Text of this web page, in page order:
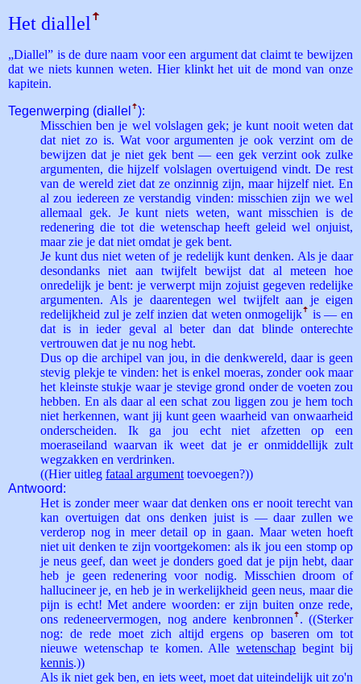
Het diallel ꜛ
„Diallel” is de dure naam voor een argument dat claimt te bewijzen
dat we niets kunnen weten. Hier klinkt het uit de mond van onze
kapitein.
Tegenwerping (diallel ꜛ):
Misschien ben je wel volslagen gek; je kunt nooit weten dat
dat niet zo is. Wat voor argumenten je ook verzint om de
bewijzen dat je niet gek bent — een gek verzint ook zulke
argumenten, die hijzelf volslagen overtuigend vindt. De rest
van de wereld ziet dat ze onzinnig zijn, maar hijzelf niet. En
al zou iedereen ze verstandig vinden: misschien zijn we wel
allemaal gek. Je kunt niets weten, want misschien is de
redenering die tot die wetenschap heeft geleid wel onjuist,
maar zie je dat niet omdat je gek bent.
Je kunt dus niet weten of je redelijk kunt denken. Als je daar
desondanks niet aan twijfelt bewijst dat al meteen hoe
onredelijk je bent: je verwerpt mijn zojuist gegeven redelijke
argumenten. Als je daarentegen wel twijfelt aan je eigen
redelijkheid zul je zelf inzien dat weten onmogelijkꜛ is — en
dat is in ieder geval al beter dan dat blinde onterechte
vertrouwen dat je nu nog hebt.
Dus op die archipel van jou, in die denkwereld, daar is geen
stevig plekje te vinden: het is enkel moeras, zonder ook maar
het kleinste stukje waar je stevige grond onder de voeten zou
hebben. En als daar al een schat zou liggen zou je hem toch
niet herkennen, want jij kunt geen waarheid van onwaarheid
onderscheiden. Ik ga jou echt niet afzetten op een
moeraseiland waarvan ik weet dat je er onmiddellijk zult
wegzakken en verdrinken.
((Hier uitleg fataal argument toevoegen?))
Antwoord:
Het is zonder meer waar dat denken ons er nooit terecht van
kan overtuigen dat ons denken juist is — daar zullen we
verderop nog in meer detail op in gaan. Maar weten hoeft
niet uit denken te zijn voortgekomen: als ik jou een stomp op
je neus geef, dan weet je donders goed dat je pijn hebt, daar
heb je geen redenering voor nodig. Misschien droom of
hallucineer je, en heb je in werkelijkheid geen neus, maar die
pijn is echt! Met andere woorden: er zijn buiten onze rede,
ons redeneervermogen, nog andere kenbronnen ꜛ . ((Sterker
nog: de rede moet zich altijd ergens op baseren om tot
nieuwe wetenschap te komen. Allewetenschap begint bij
kennis.))
Als ik niet gek ben, en iets weet, moet dat uiteindelijk uit zo'n